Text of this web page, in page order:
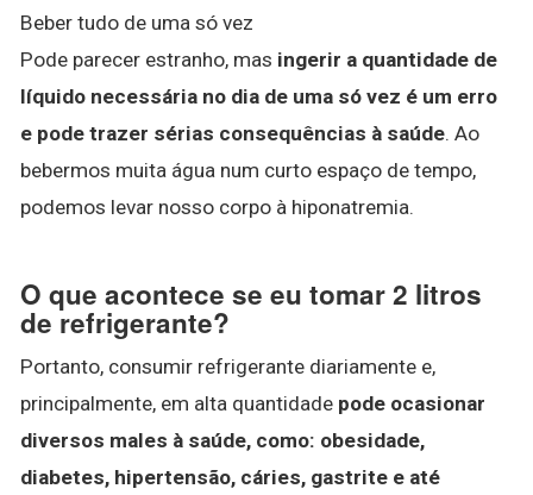
Beber tudo de uma só vez
Pode parecer estranho, mas ingerir a quantidade de
líquido necessária no dia de uma só vez é um erro
e pode trazer sérias consequências à saúde. Ao
bebermos muita água num curto espaço de tempo,
podemos levar nosso corpo à hiponatremia.
O que acontece se eu tomar 2 litros
de refrigerante?
Portanto, consumir refrigerante diariamente e,
principalmente, em alta quantidade pode ocasionar
diversos males à saúde, como: obesidade,
diabetes, hipertensão, cáries, gastrite e até